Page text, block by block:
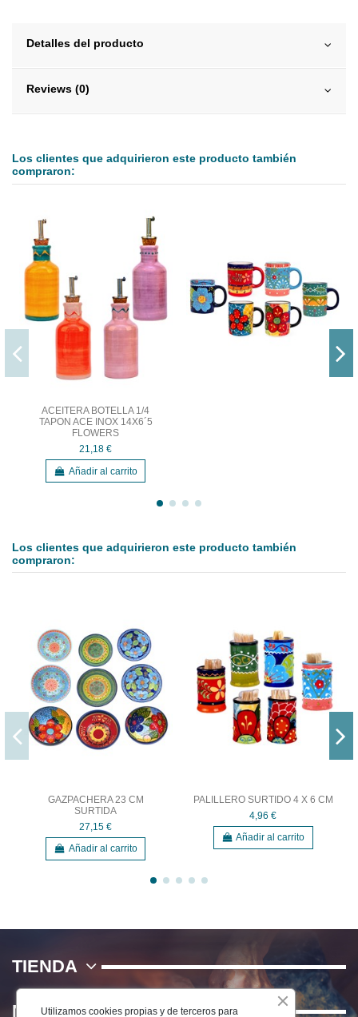
Detalles del producto
Reviews (0)
Los clientes que adquirieron este producto también
compraron:
ACEITERA BOTELLA 1/4
TAPON ACE INOX 14X6´5
FLOWERS
21,18 €
Añadir al carrito
Los clientes que adquirieron este producto también
compraron:
GAZPACHERA 23 CM
SURTIDA
27,15 €
Añadir al carrito
PALILLERO SURTIDO 4 X 6 CM
4,96 €
Añadir al carrito
TIENDA
NOSOTROS
Utilizamos cookies propias y de terceros para